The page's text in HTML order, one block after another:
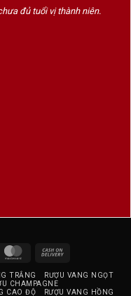
đủ tuổi vị thành niên.
MasterCard
Delivery
TRẮNG
RƯỢU VANG NGỌT
CHAMPAGNE
CAO ĐỘ RƯỢU VANG HỒNG